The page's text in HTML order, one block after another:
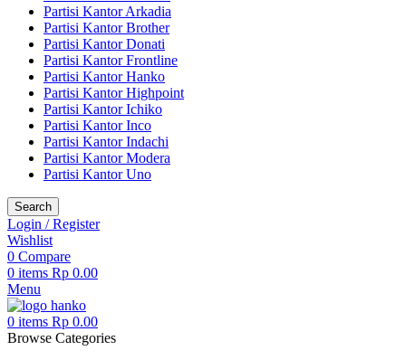
Partisi Kantor Arkadia
Partisi Kantor Brother
Partisi Kantor Donati
Partisi Kantor Frontline
Partisi Kantor Hanko
Partisi Kantor Highpoint
Partisi Kantor Ichiko
Partisi Kantor Inco
Partisi Kantor Indachi
Partisi Kantor Modera
Partisi Kantor Uno
Search
Login / Register
Wishlist
0 Compare
0 items Rp 0.00
Menu
0 items Rp 0.00
Browse Categories